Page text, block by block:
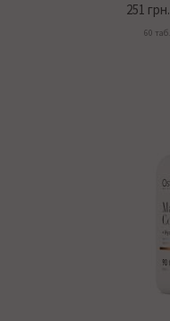
251 грн.
60 таб.